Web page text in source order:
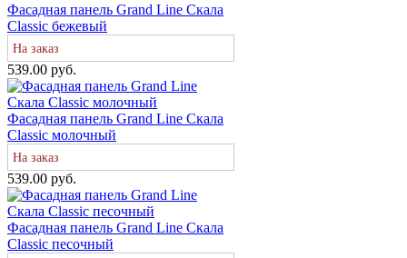
Фасадная панель Grand Line Скала
Classic бежевый
На заказ
539.00 руб.
Фасадная панель Grand Line Скала
Classic молочный
На заказ
539.00 руб.
Фасадная панель Grand Line Скала
Classic песочный